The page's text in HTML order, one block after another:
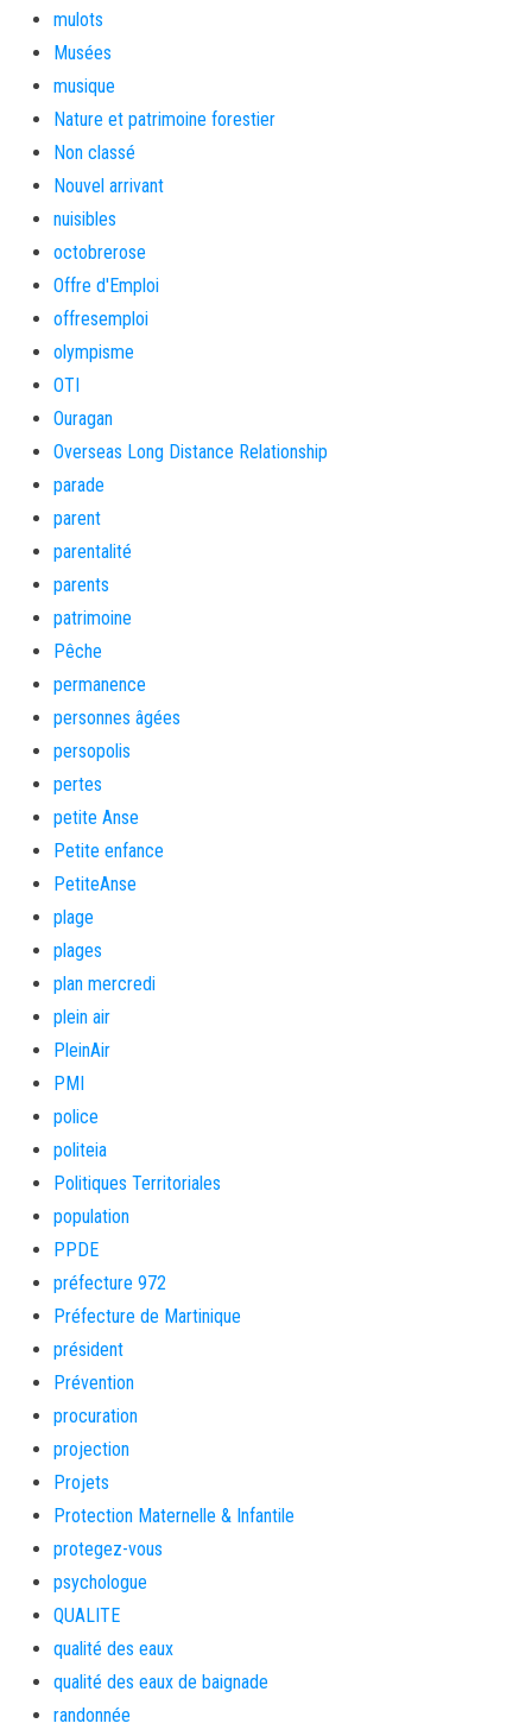
mulots
Musées
musique
Nature et patrimoine forestier
Non classé
Nouvel arrivant
nuisibles
octobrerose
Offre d'Emploi
offresemploi
olympisme
OTI
Ouragan
Overseas Long Distance Relationship
parade
parent
parentalité
parents
patrimoine
Pêche
permanence
personnes âgées
persopolis
pertes
petite Anse
Petite enfance
PetiteAnse
plage
plages
plan mercredi
plein air
PleinAir
PMI
police
politeia
Politiques Territoriales
population
PPDE
préfecture 972
Préfecture de Martinique
président
Prévention
procuration
projection
Projets
Protection Maternelle & Infantile
protegez-vous
psychologue
QUALITE
qualité des eaux
qualité des eaux de baignade
randonnée